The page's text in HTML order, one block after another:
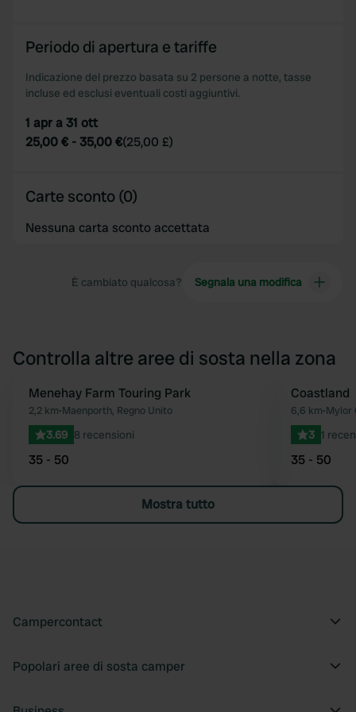
Periodo di apertura e tariffe
Indicazione del prezzo basata su 2 persone a notte, tasse
incluse ed esclusi eventuali costi aggiuntivi.
1 apr a 31 ott
25,00 € - 35,00 €(25,00 £)
Carte sconto (0)
Nessuna carta sconto accettata
È cambiato qualcosa? Segnala una modifica
Controlla altre aree di sosta nella zona
Preferito
Menehay Farm Touring Park
2,2 km•Maenporth, Regno Unito
3.69 8 recensioni
35 - 50
Coastland
6,6 km•Mylor
3 1
35 - 50
Mostra tutto
Campercontact
Popolari aree di sosta camper